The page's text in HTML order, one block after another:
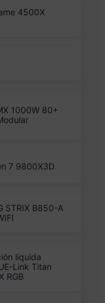
4500X
1000W 80+
7 9800X3D
STRIX B850-A
líquida
Link Titan
RGB